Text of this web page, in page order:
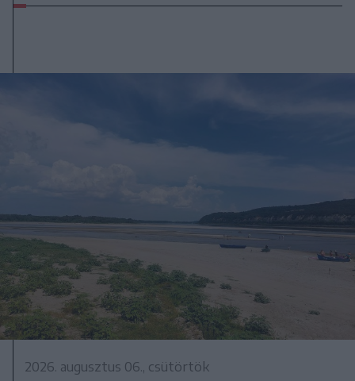
2026. augusztus 06., csütörtök